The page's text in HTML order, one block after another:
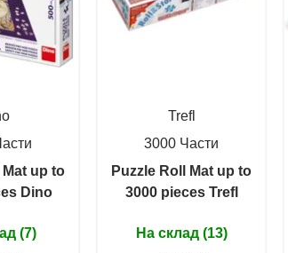
Mat up to
Dino
(7)
Trefl
3000 Части
Puzzle Roll Mat up to
3000 pieces Trefl
На склад (13)